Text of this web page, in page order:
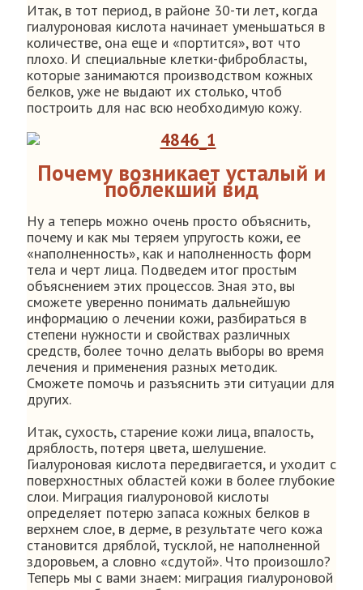
Итак, в тот период, в районе 30-ти лет, когда
гиалуроновая кислота начинает уменьшаться в
количестве, она еще и «портится», вот что
плохо. И специальные клетки-фибробласты,
которые занимаются производством кожных
белков, уже не выдают их столько, чтоб
построить для нас всю необходимую кожу.
Почему возникает усталый и
поблекший вид
Ну а теперь можно очень просто объяснить,
почему и как мы теряем упругость кожи, ее
«наполненность», как и наполненность форм
тела и черт лица. Подведем итог простым
объяснением этих процессов. Зная это, вы
сможете уверенно понимать дальнейшую
информацию о лечении кожи, разбираться в
степени нужности и свойствах различных
средств, более точно делать выборы во время
лечения и применения разных методик.
Сможете помочь и разъяснить эти ситуации для
других.
Итак, сухость, старение кожи лица, впалость,
дряблость, потеря цвета, шелушение.
Гиалуроновая кислота передвигается, и уходит с
поверхностных областей кожи в более глубокие
слои. Миграция гиалуроновой кислоты
определяет потерю запаса кожных белков в
верхнем слое, в дерме, в результате чего кожа
становится дряблой, тусклой, не наполненной
здоровьем, а словно «сдутой». Что произошло?
Теперь мы с вами знаем: миграция гиалуроновой